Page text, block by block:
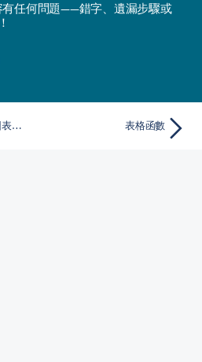
任何問題——錯字、遺漏步驟或
ProductVersion 指令碼與圖表函數 表格函數